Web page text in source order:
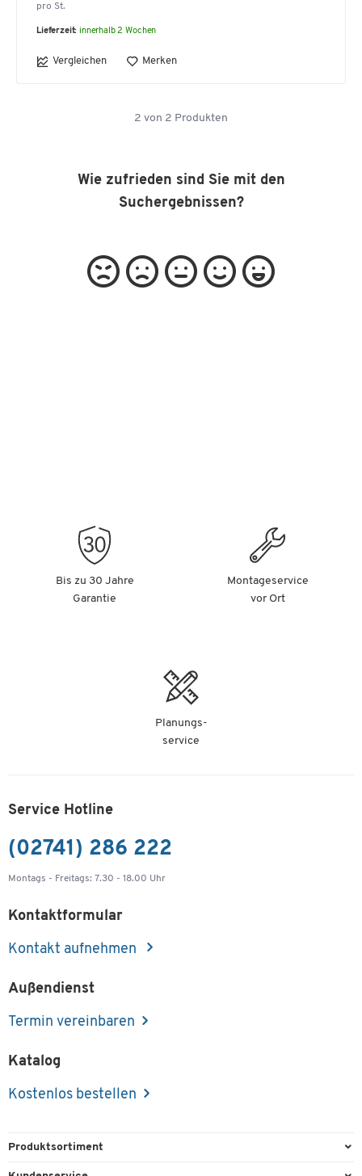
pro St.
Lieferzeit: innerhalb 2 Wochen
Vergleichen Merken
2 von 2 Produkten
Wie zufrieden sind Sie mit den
Suchergebnissen?
Bis zu 30 Jahre
Garantie
Montageservice
vor Ort
Planungs-
service
Service Hotline
(02741) 286 222
Montags - Freitags: 7.30 - 18.00 Uhr
Kontaktformular
Kontakt aufnehmen
Außendienst
Termin vereinbaren
Katalog
Kostenlos bestellen
Produktsortiment
Büroausstattung